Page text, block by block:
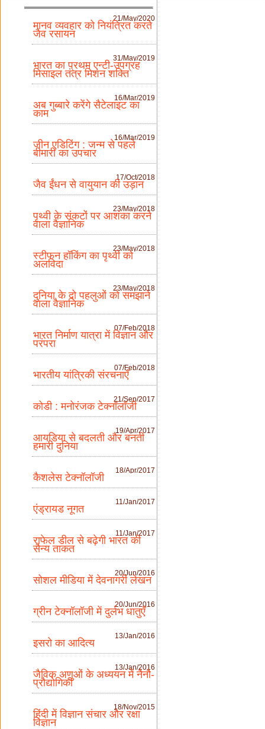
21/May/2020
मानव व्यवहार को नियंत्रित करते
जैव रसायन
31/May/2019
भारत का प्रथम एन्टी-उपग्रह
मिसाइल तंत्र मिशन शक्ति
16/Mar/2019
अब गुब्बारे करेंगे सैटेलाइट का
काम
16/Mar/2019
जीन एडिटिंग : जन्म से पहले
बीमारी का उपचार
17/Oct/2018
जैव ईंधन से वायुयान की उड़ान
23/May/2018
पृथ्वी के संकटों पर आशंका करने
वाला वैज्ञानिक
23/May/2018
स्टीफन हॉकिंग का पृथ्वी को
अलविदा
23/May/2018
दुनिया के दो पहलुओं को समझाने
वाला वैज्ञानिक
07/Feb/2018
भारत निर्माण यात्रा में विज्ञान और
परंपरा
07/Feb/2018
भारतीय यांत्रिकी संरचनाएँ
21/Sep/2017
कोडी : मनोरंजक टेक्नॉलॉजी
19/Apr/2017
आयडिया से बदलती और बनती
हमारी दुनिया
18/Apr/2017
कैशलेस टेक्नॉलॉजी
11/Jan/2017
एंड्रायड नूगत
11/Jan/2017
राफेल डील से बढ़ेगी भारत की
सैन्य ताकत
20/Jun/2016
सोशल मीडिया में देवनागरी लेखन
20/Jun/2016
ग्रीन टेक्नॉलॉजी में दुर्लभ धातुएँ
13/Jan/2016
इसरो का आदित्य
13/Jan/2016
जैविक अणुओं के अध्ययन में नैनौ-
प्रौद्योगिकी
18/Nov/2015
हिंदी में विज्ञान संचार और रक्षा
विज्ञान